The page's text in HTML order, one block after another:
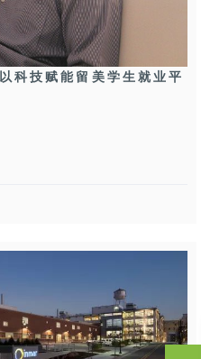
科技赋能留美学生就业平